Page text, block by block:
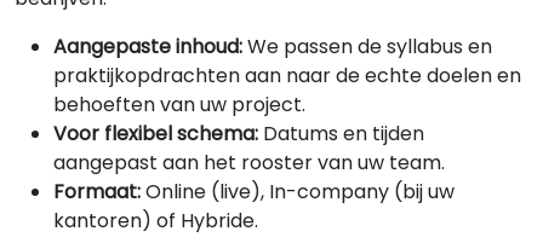
Aangepaste inhoud:We passen de syllabus en
praktijkopdrachten aan naar de echte doelen en
behoeften van uw project.
Voor flexibel schema: Datums en tijden
aangepast aan het rooster van uw team.
Formaat:Online (live), In-company (bij uw
kantoren) of Hybride.